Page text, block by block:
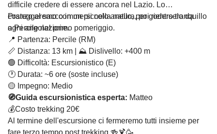
difficile credere di essere ancora nel Lazio. Lo
costeggeremo con un piccolo anello, per goderselo da
ogni angolazione.
Pranzo al sacco immersi nella natura, poi rientro tranquillo
a Percile nel primo pomeriggio.
📍 Partenza: Percile (RM)
📏 Distanza: 13 km | ⛰️ Dislivello: +400 m
🟢 Difficoltà: Escursionistico (E)
🕐 Durata: ~6 ore (soste incluse)
🟡 Impegno: Medio
🧭Guida escursionistica esperta: Matteo
💰Costo trekking 20€
Al termine dell'escursione ci fermeremo tutti insieme per
fare terzo tempo post trekking 🍻🍹🥳